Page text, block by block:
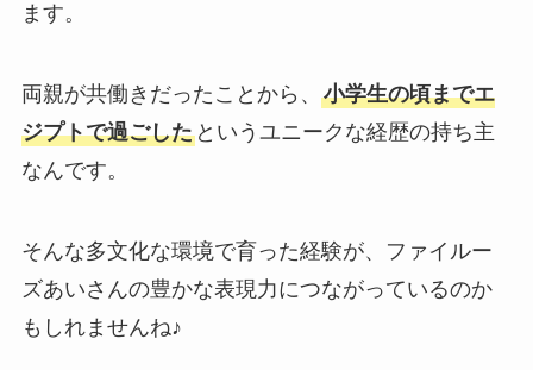
ます。
両親が共働きだったことから、 小学生の頃までエ
ジプトで過ごしたというユニークな経歴の持ち主
なんです。
そんな多文化な環境で育った経験が、ファイルー
ズあいさんの豊かな表現力につながっているのか
もしれませんね♪